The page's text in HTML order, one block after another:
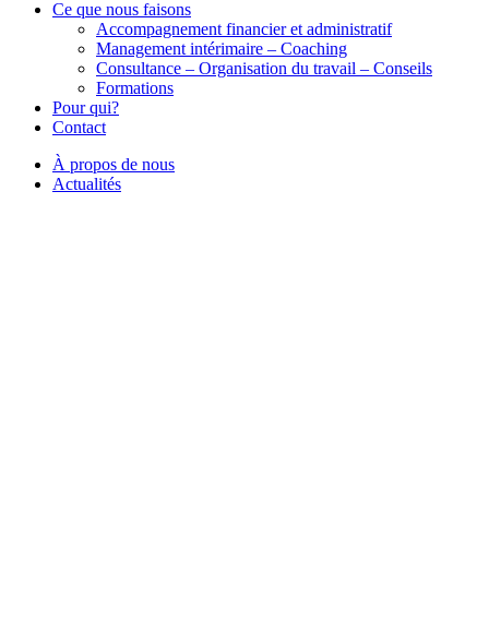
Ce que nous faisons
Accompagnement financier et administratif
Management intérimaire – Coaching
Consultance – Organisation du travail – Conseils
Formations
Pour qui?
Contact
À propos de nous
Actualités